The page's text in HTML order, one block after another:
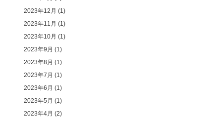
2023年12月 (1)
2023年11月 (1)
2023年10月 (1)
2023年9月 (1)
2023年8月 (1)
2023年7月 (1)
2023年6月 (1)
2023年5月 (1)
2023年4月 (2)